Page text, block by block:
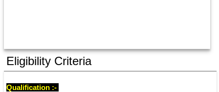
Eligibility Criteria
Qualification :-